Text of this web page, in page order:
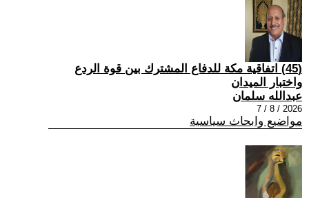
(45) اتفاقية مكة للدفاع المشترك بين قوة الردع
واختبار الميدان
عبدالله سلمان
2026 / 8 / 7
مواضيع وابحاث سياسية